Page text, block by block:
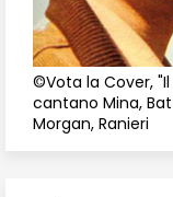
©Vota la Cover,
cantano Mina,
Morgan, Ranieri